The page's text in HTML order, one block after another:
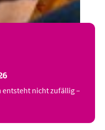
entsteht nicht zufällig –